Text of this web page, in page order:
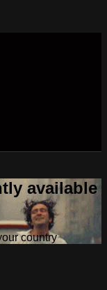
available
country